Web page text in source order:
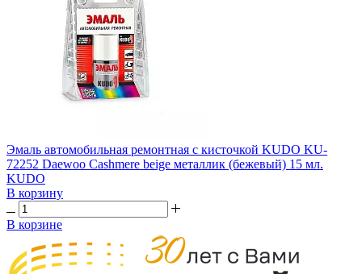
Эмаль автомобильная ремонтная с кисточкой KUDO KU-
72252 Daewoo Cashmere beige металлик (бежевый) 15 мл.
KUDO
В корзину
В корзине